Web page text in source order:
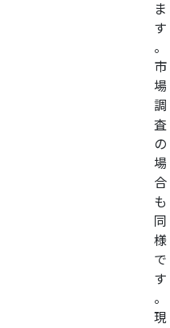
ま
す
。
市
場
調
査
の
場
合
も
同
様
で
す
。
現